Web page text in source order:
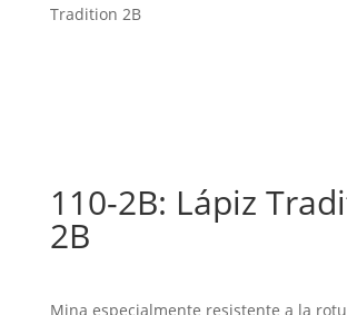
Tradition 2B
110-2B: Lápiz
2B
Mina especialmente resistente a la